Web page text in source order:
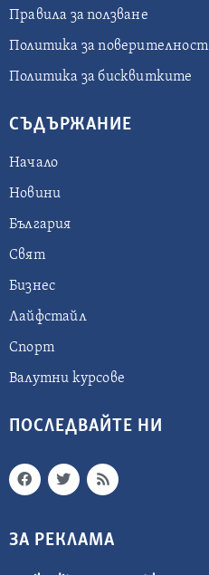
Правила за ползване
Политика за поверителност
Политика за бисквитките
СЪДЪРЖАНИЕ
Начало
Новини
България
Свят
Бизнес
Лайфстайл
Спорт
Валутни курсове
ПОСЛЕДВАЙТЕ НИ
ЗА РЕКЛАМА